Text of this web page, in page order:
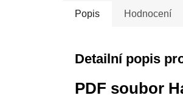
Popis Hodnocení
Detailní popis
PDF soubor